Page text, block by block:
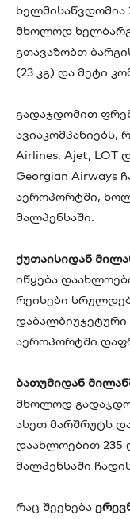
ხელმისაწვდომია
მხოლოდ
გთავაზობთ
(23 კგ) და მეტი
გადაჯდომით
ავიაკომპანიებს,
Airlines, Ajet, LOT
Georgian Airways
აეროპორტში,
მალპენსაში.
ქუთაისიდან
იწყება
რეისები
დაბალბიუჯეტური
აეროპორტში
ბათუმიდან
მხოლოდ
ასეთ მარშრუტს
დაახლოებით 235
მალპენსაში
რაც შეეხება